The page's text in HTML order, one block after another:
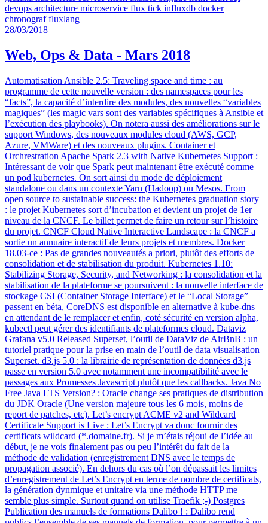
devops architecture microservice flux tick influxdb docker
chronograf fluxlang
28/03/2018
Web, Ops & Data - Mars 2018
Automatisation Ansible 2.5: Traveling space and time : au
programme de cette nouvelle version : des namespaces pour les
“facts”, la capacité d’interdire des modules, des nouvelles “variables
magiques” (les magic vars sont des variables spécifiques à Ansible et
l’exécution des playbooks). On notera aussi des améliorations sur le
support Windows, des nouveaux modules cloud (AWS, GCP,
Azure, VMWare) et des nouveaux plugins. Container et
Orchrestration Apache Spark 2.3 with Native Kubernetes Support :
Intéressant de voir que Spark peut maintenant être exécuté comme
un pod kubernetes. On sort ainsi du mode de déploiement
standalone ou dans un contexte Yarn (Hadoop) ou Mesos. From
open source to sustainable success: the Kubernetes graduation story
: le projet Kubernetes sort d’incubation et devient un projet de 1er
niveau de la CNCF. Le billet permet de faire un retour sur l’histoire
du projet. CNCF Cloud Native Interactive Landscape : la CNCF a
sortie un annuaire interactif de leurs projets et membres. Docker
18.03-ce : Pas de grandes nouveautés a priori, plutôt des efforts de
consolidation et de stabilisation du produit. Kubernetes 1.10:
Stabilizing Storage, Security, and Networking : la consolidation et la
stabilisation de la plateforme se poursuivent : la nouvelle interface de
stockage CSI (Container Storage Interface) et le “Local Storage”
passent en béta, CoreDNS est disponible en alternative à kube-dns
en attendant de le remplacer et enfin, coté sécurité en version alpha,
kubectl peut gérer des identifiants de plateformes cloud. Dataviz
Grafana v5.0 Released Superset, l’outil de DataViz de AirBnB : un
tutoriel pratique pour la prise en main de l’outil de data visualisation
Superset. d3.js 5.0 : la librairie de représentation de données d3.js
passe en version 5.0 avec notamment une incompatibilité avec le
passages aux Promesses Javascript plutôt que les callbacks. Java No
Free Java LTS Version? : Oracle change ses pratiques de distribution
du JDK Oracle (Une version majeure tous les 6 mois, moins de
report de patches, etc). Let’s encrypt ACME v2 and Wildcard
Certificate Support is Live : Let’s Encrypt va donc fournir des
certificats wildcard (*.domaine.fr). Si je m’étais réjoui de l’idée au
début, je ne vois finalement pas ou peu l’intérêt du fait de la
méthode de validation (enregistrement DNS avec le temps de
propagation associé). En dehors du cas où l’on dépassait les limites
d’enregistrement de Let’s Encrypt en terme de nombre de certificats,
la génération dynmique et unitaire via une méthode HTTP me
semble plus simple. Surtout quand on utilise Traefik ;-) Postgres
Publication des manuels de formations Dalibo ! : Dalibo rend